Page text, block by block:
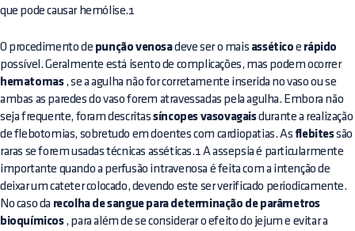
que pode causar hemólise.1
O procedimento de punção venosadeve ser o mais assético e rápido
possível. Geralmente está isento de complicações, mas podem ocorrer
hematomas, se a agulha não for corretamente inserida no vaso ou se
ambas as paredes do vaso forem atravessadas pela agulha. Embora não
seja frequente, foram descritassíncopes vasovagaisdurante a realização
de flebotomias, sobretudo em doentes com cardiopatias. As flebitessão
raras se forem usadas técnicas asséticas.1 A assepsia é particularmente
importante quando a perfusão intravenosa é feita com a intenção de
deixar um cateter colocado, devendo este ser verificado periodicamente.
No caso da recolha de sangue para determinação de parâmetros
bioquímicos, para além de se considerar o efeito do jejum e evitar a